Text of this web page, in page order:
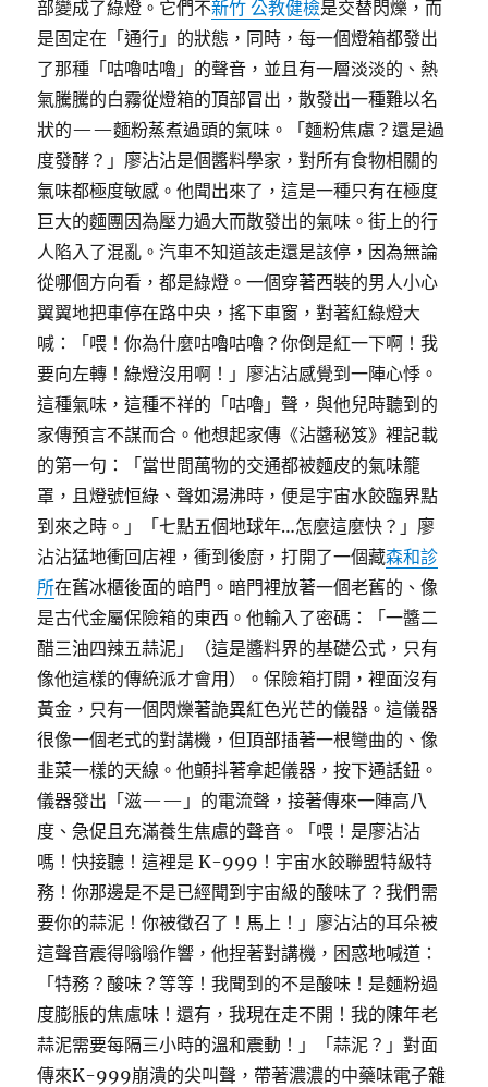
部變成了綠燈。它們不新竹 公教健檢是交替閃爍，而
是固定在「通行」的狀態，同時，每一個燈箱都發出
了那種「咕嚕咕嚕」的聲音，並且有一層淡淡的、熱
氣騰騰的白霧從燈箱的頂部冒出，散發出一種難以名
狀的——麵粉蒸煮過頭的氣味。「麵粉焦慮？還是過
度發酵？」廖沾沾是個醬料學家，對所有食物相關的
氣味都極度敏感。他聞出來了，這是一種只有在極度
巨大的麵團因為壓力過大而散發出的氣味。街上的行
人陷入了混亂。汽車不知道該走還是該停，因為無論
從哪個方向看，都是綠燈。一個穿著西裝的男人小心
翼翼地把車停在路中央，搖下車窗，對著紅綠燈大
喊：「喂！你為什麼咕嚕咕嚕？你倒是紅一下啊！我
要向左轉！綠燈沒用啊！」廖沾沾感覺到一陣心悸。
這種氣味，這種不祥的「咕嚕」聲，與他兒時聽到的
家傳預言不謀而合。他想起家傳《沾醬秘笈》裡記載
的第一句：「當世間萬物的交通都被麵皮的氣味籠
罩，且燈號恒綠、聲如湯沸時，便是宇宙水餃臨界點
到來之時。」「七點五個地球年…怎麼這麼快？」廖
沾沾猛地衝回店裡，衝到後廚，打開了一個藏森和診
所在舊冰櫃後面的暗門。暗門裡放著一個老舊的、像
是古代金屬保險箱的東西。他輸入了密碼：「一醬二
醋三油四辣五蒜泥」（這是醬料界的基礎公式，只有
像他這樣的傳統派才會用）。保險箱打開，裡面沒有
黃金，只有一個閃爍著詭異紅色光芒的儀器。這儀器
很像一個老式的對講機，但頂部插著一根彎曲的、像
韭菜一樣的天線。他顫抖著拿起儀器，按下通話鈕。
儀器發出「滋——」的電流聲，接著傳來一陣高八
度、急促且充滿養生焦慮的聲音。「喂！是廖沾沾
嗎！快接聽！這裡是 K-999！宇宙水餃聯盟特級特
務！你那邊是不是已經聞到宇宙級的酸味了？我們需
要你的蒜泥！你被徵召了！馬上！」廖沾沾的耳朵被
這聲音震得嗡嗡作響，他捏著對講機，困惑地喊道：
「特務？酸味？等等！我聞到的不是酸味！是麵粉過
度膨脹的焦慮味！還有，我現在走不開！我的陳年老
蒜泥需要每隔三小時的溫和震動！」「蒜泥？」對面
傳來K-999崩潰的尖叫聲，帶著濃濃的中藥味電子雜